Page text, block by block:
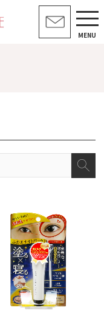
MENU